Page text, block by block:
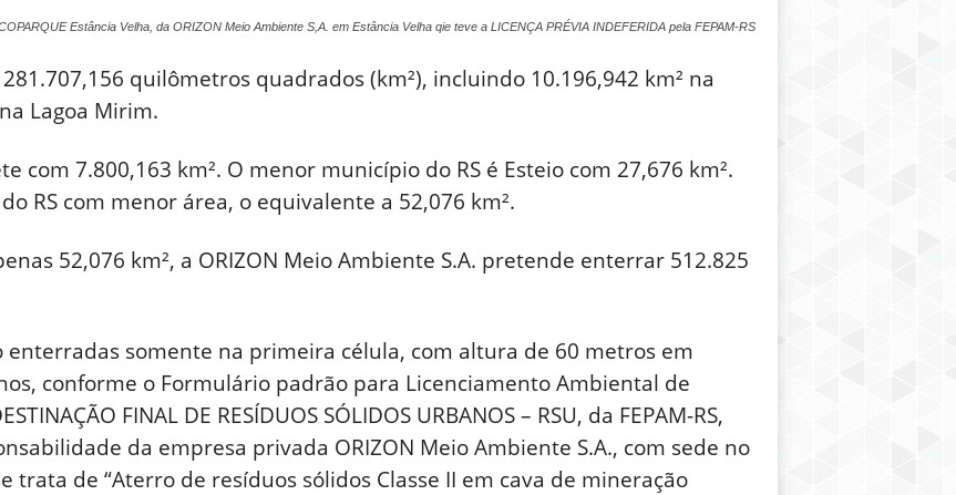
Estância Velha, da ORIZON Meio Ambiente S,A. em Estância Velha qie teve a LICENÇA PRÉVIA INDEFERIDA pela FEPAM-RS
quilômetros quadrados (km²), incluindo 10.196,942 km² na
Lagoa Mirim.
com 7.800,163 km². O menor município do RS é Esteio com 27,676 km².
RS com menor área, o equivalente a 52,076 km².
52,076 km², a ORIZON Meio Ambiente S.A. pretende enterrar 512.825
enterradas somente na primeira célula, com altura de 60 metros em
conforme o Formulário padrão para Licenciamento Ambiental de
FINAL DE RESÍDUOS SÓLIDOS URBANOS – RSU, da FEPAM-RS,
da empresa privada ORIZON Meio Ambiente S.A., com sede no
trata de “Aterro de resíduos sólidos Classe II em cava de mineração